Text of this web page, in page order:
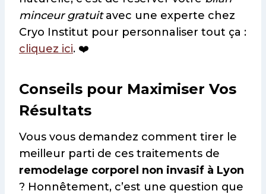
minceur gratuitavec une experte chez
Cryo Institut pour personnaliser tout ça :
cliquez ici. ❤️
Conseils pour Maximiser Vos
Résultats
Vous vous demandez comment tirer le
meilleur parti de ces traitements de
remodelage corporel non invasif à Lyon
? Honnêtement, c’est une question que